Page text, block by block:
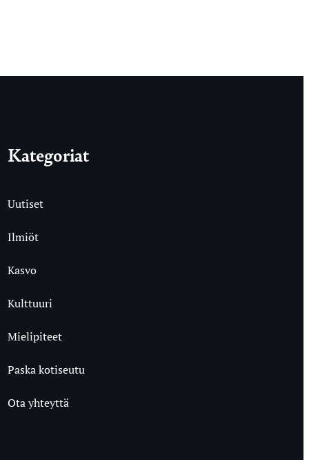
Kategoriat
Uutiset
Ilmiöt
Kasvo
Kulttuuri
Mielipiteet
Paska kotiseutu
Ota yhteyttä